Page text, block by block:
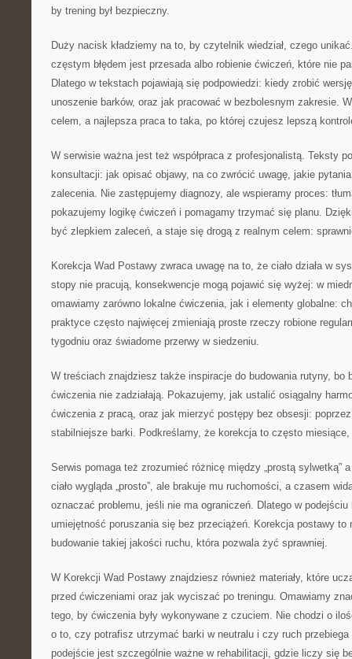
by trening był bezpieczny.
Duży nacisk kładziemy na to, by czytelnik wiedział, czego
częstym błędem jest przesada albo robienie ćwiczeń, które nie
Dlatego w tekstach pojawiają się podpowiedzi: kiedy zrobić
unoszenie barków, oraz jak pracować w bezbolesnym zakresie.
celem, a najlepsza praca to taka, po której czujesz lepszą
W serwisie ważna jest też współpraca z profesjonalistą. Teksty
konsultacji: jak opisać objawy, na co zwrócić uwagę, jakie
zalecenia. Nie zastępujemy diagnozy, ale wspieramy proces:
pokazujemy logikę ćwiczeń i pomagamy trzymać się planu.
być zlepkiem zaleceń, a staje się drogą z realnym celem:
Korekcja Wad Postawy zwraca uwagę na to, że ciało działa w
stopy nie pracują, konsekwencje mogą pojawić się wyżej: w
omawiamy zarówno lokalne ćwiczenia, jak i elementy globalne:
praktyce często najwięcej zmieniają proste rzeczy robione
tygodniu oraz świadome przerwy w siedzeniu.
W treściach znajdziesz także inspiracje do budowania rutyny, bo
ćwiczenia nie zadziałają. Pokazujemy, jak ustalić osiągalny
ćwiczenia z pracą, oraz jak mierzyć postępy bez obsesji:
stabilniejsze barki. Podkreślamy, że korekcja to często
Serwis pomaga też zrozumieć różnicę między „prostą sylwetką”
ciało wygląda „prosto”, ale brakuje mu ruchomości, a czasem
oznaczać problemu, jeśli nie ma ograniczeń. Dlatego w
umiejętność poruszania się bez przeciążeń. Korekcja postawy to
budowanie takiej jakości ruchu, która pozwala żyć sprawniej.
W Korekcji Wad Postawy znajdziesz również materiały, które
przed ćwiczeniami oraz jak wyciszać po treningu. Omawiamy
tego, by ćwiczenia były wykonywane z czuciem. Nie chodzi o
o to, czy potrafisz utrzymać barki w neutralu i czy ruch
podejście jest szczególnie ważne w rehabilitacji, gdzie liczy się